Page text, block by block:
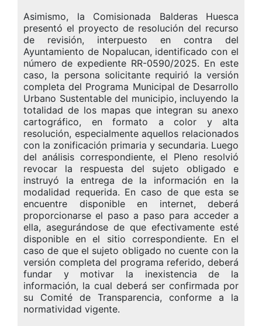
Asimismo, la Comisionada Balderas Huesca
presentó el proyecto de resolución del recurso
de revisión, interpuesto en contra del
Ayuntamiento de Nopalucan, identificado con el
número de expediente RR-0590/2025. En este
caso, la persona solicitante requirió la versión
completa del Programa Municipal de Desarrollo
Urbano Sustentable del municipio, incluyendo la
totalidad de los mapas que integran su anexo
cartográfico, en formato a color y alta
resolución, especialmente aquellos relacionados
con la zonificación primaria y secundaria. Luego
del análisis correspondiente, el Pleno resolvió
revocar la respuesta del sujeto obligado e
instruyó la entrega de la información en la
modalidad requerida. En caso de que esta se
encuentre disponible en internet, deberá
proporcionarse el paso a paso para acceder a
ella, asegurándose de que efectivamente esté
disponible en el sitio correspondiente. En el
caso de que el sujeto obligado no cuente con la
versión completa del programa referido, deberá
fundar y motivar la inexistencia de la
información, la cual deberá ser confirmada por
su Comité de Transparencia, conforme a la
normatividad vigente.